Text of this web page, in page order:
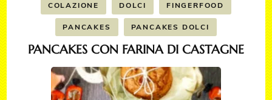
COLAZIONE DOLCI FINGERFOOD
PANCAKES PANCAKES DOLCI
PANCAKES CON FARINA DI CASTAGNE